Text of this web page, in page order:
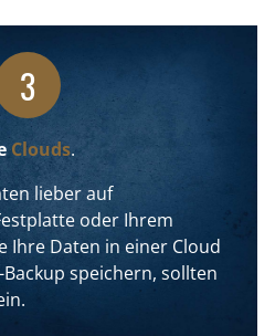
3
Clouds.
lieber auf
oder Ihrem
Ihre Daten in einer Cloud
speichern, sollten